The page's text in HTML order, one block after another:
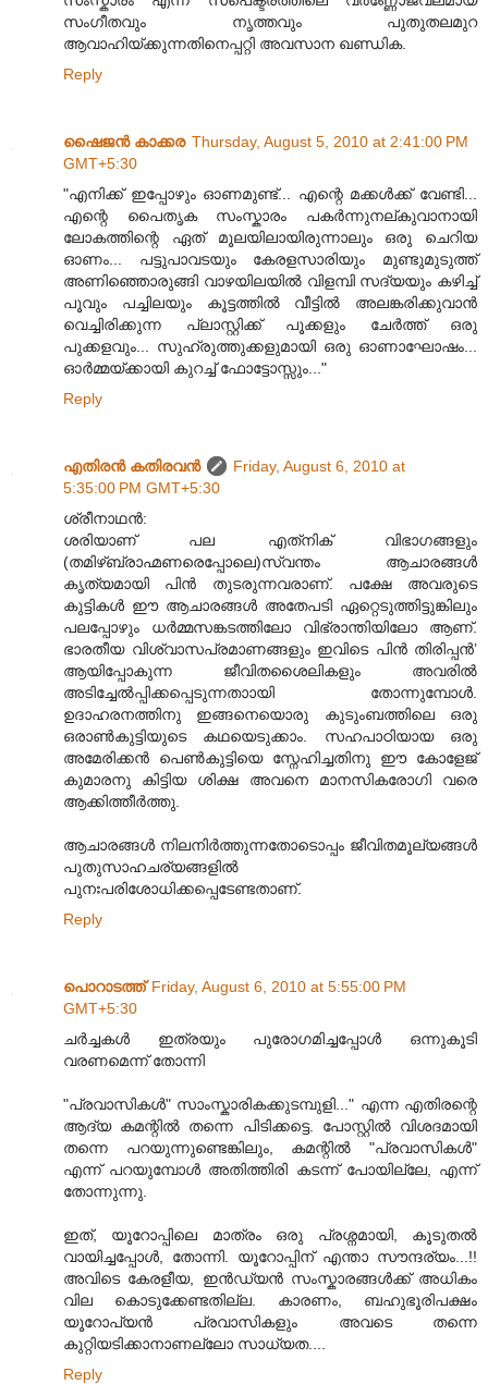
സംഗീതവും നൃത്തവും പുതുതലമുറ
ആവാഹിയ്ക്കുന്നതിനെപ്പറ്റി അവസാന ഖണ്ഡിക.
Reply
ഷൈജൻ കാക്കര Thursday, August 5, 2010 at 2:41:00 PM
GMT+5:30
"എനിക്ക്‌ ഇപ്പോഴും ഓണമുണ്ട്... എന്റെ മക്കൾക്ക്‌ വേണ്ടി...
എന്റെ പൈതൃക സംസ്കാരം പകർന്നുനല്കുവാനായി
ലോകത്തിന്റെ ഏത്‌ മൂലയിലായിരുന്നാലും ഒരു ചെറിയ
ഓണം... പട്ടുപാവടയും കേരളസാരിയും മുണ്ടുമുടുത്ത്‌
അണിഞ്ഞൊരുങ്ങി വാഴയിലയിൽ വിളമ്പി സദ്യയും കഴിച്ച്‌
പൂവും പച്ചിലയും കൂട്ടത്തിൽ വീട്ടിൽ അലങ്കരിക്കുവാൻ
വെച്ചിരിക്കുന്ന പ്ലാസ്റ്റിക്ക്‌ പൂക്കളും ചേർത്ത്‌ ഒരു
പുക്കളവും... സുഹ്രുത്തുക്കളുമായി ഒരു ഓണാഘോഷം...
ഓർമ്മയ്ക്കായി കുറച്ച്‌ ഫോട്ടോസ്സും..."
Reply
എതിരന്‍ കതിരവന്‍
Friday, August 6, 2010 at
5:35:00 PM GMT+5:30
ശ്രീനാഥൻ:
ശരിയാണ് പല എത്‌നിക് വിഭാഗങ്ങളും
(തമിഴ്ബ്രാഹ്മണരെപ്പോലെ)സ്വന്തം ആചാരങ്ങൾ
കൃത്യമായി പിൻ തുടരുന്നവരാണ്. പക്ഷേ അവരുടെ
കുട്ടികൾ ഈ ആചാരങ്ങൾ അതേപടി ഏറ്റെടുത്തിട്ടുങ്കിലും
പലപ്പോഴും ധർമ്മസങ്കടത്തിലോ വിഭ്രാന്തിയിലോ ആണ്.
ഭാരതീയ വിശ്വാസപ്രമാണങ്ങളും ഇവിടെ പിൻ തിരിപ്പൻ’
ആയിപ്പോകുന്ന ജീവിതശൈലികളും അവരിൽ
അടിച്ചേൽ‌പ്പിക്കപ്പെടുന്നതാ‍ായി തോന്നുമ്പോൾ.
ഉദാഹരനത്തിനു ഇങ്ങനെയൊരു കുടുംബത്തിലെ ഒരു
ഒരാൺകുട്ടിയുടെ കഥയെടുക്കാം. സഹപാഠിയായ ഒരു
അമേരിക്കൻ പെൺകുട്ടിയെ സ്നേഹിച്ചതിനു ഈ കോളേജ്
കുമാരനു കിട്ടിയ ശിക്ഷ അവനെ മാനസികരോഗി വരെ
ആക്കിത്തീർത്തു.
ആചാരങ്ങൾ നിലനിർത്തുന്നതോടൊപ്പം ജീവിതമൂല്യങ്ങൾ
പുതുസാഹചര്യങ്ങളിൽ
പുനഃപരിശോധിക്കപ്പെടേണ്ടതാണ്.
Reply
പൊറാടത്ത് Friday, August 6, 2010 at 5:55:00 PM
GMT+5:30
ചര്‍ച്ചകള്‍ ഇത്രയും പുരോഗമിച്ചപ്പോള്‍ ഒന്നുകൂടി
വരണമെന്ന് തോന്നി
"പ്രവാസികൾ" സാംസ്കാരികക്കുടമ്പുളി..." എന്ന എതിരന്റെ
ആദ്യ കമന്റില്‍ തന്നെ പിടിക്കട്ടെ. പോസ്റ്റില്‍ വിശദമായി
തന്നെ പറയുന്നുണ്ടെങ്കിലും, കമന്റില്‍ "പ്രവാസികൾ"
എന്ന് പറയുമ്പോള്‍ അതിത്തിരി കടന്ന് പോയില്ലേ, എന്ന്
തോന്നുന്നു.
ഇത്, യൂറോപ്പിലെ മാത്രം ഒരു പ്രശ്നമായി, കൂടുതല്‍
വായിച്ചപ്പോള്‍, തോന്നി. യൂറോപ്പിന്‌ എന്താ സൗന്ദര്യം...!!
അവിടെ കേരളീയ, ഇന്‍ഡ്യന്‍ സംസ്കാരങ്ങള്‍ക്ക് അധികം
വില കൊടുക്കേണ്ടതില്ല. കാരണം, ബഹുഭൂരിപക്ഷം
യൂറോപ്യന്‍ പ്രവാസികളും അവടെ തന്നെ
കുറ്റിയടിക്കാനാണല്ലോ സാധ്യത....
Reply